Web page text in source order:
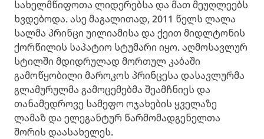
სახელმწიფოთა ლიდერებსა და მათ მეუღლეებს
ხვდებოდა. ასე მაგალითად, 2011 წელს ლალა
სალმა პრინცი უილიამისა და ქეით მიდლტონის
ქორწილის საპატიო სტუმარი იყო. აღმოსავლურ
სტილში მდიდრულად მორთულ კაბაში
გამოწყობილი მაროკოს პრინცესა დასავლურმა
გლამურულმა გამოცემებმა შეამჩნიეს და
თანამედროვე სამეფო ოჯახების ყველაზე
ლამაზ და ელეგანტურ წარმომადგენელთა
შორის დაასახელეს.